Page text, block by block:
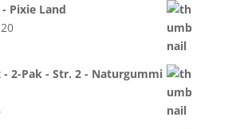
Pixie Land
Den
er:
- 2-Pak - Str. 2 - Naturgummi
Den